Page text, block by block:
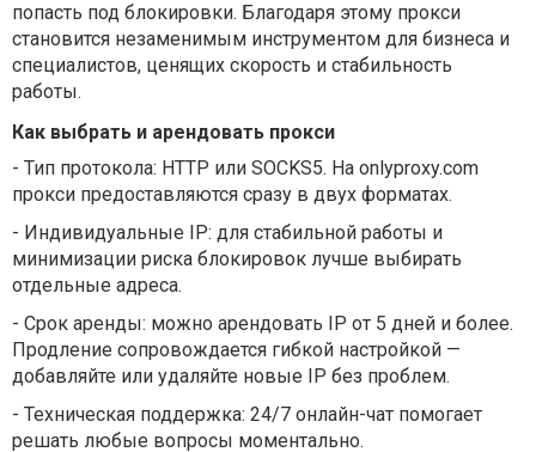
попасть под блокировки. Благодаря этому прокси
становится незаменимым инструментом для бизнеса и
специалистов, ценящих скорость и стабильность
работы.
Как выбрать и арендовать прокси
- Тип протокола: HTTP или SOCKS5. На onlyproxy.com
прокси предоставляются сразу в двух форматах.
- Индивидуальные IP: для стабильной работы и
минимизации риска блокировок лучше выбирать
отдельные адреса.
- Срок аренды: можно арендовать IP от 5 дней и более.
Продление сопровождается гибкой настройкой —
добавляйте или удаляйте новые IP без проблем.
- Техническая поддержка: 24/7 онлайн-чат помогает
решать любые вопросы моментально.